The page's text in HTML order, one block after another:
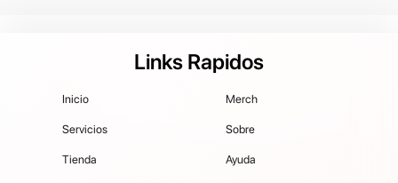
Links Rapidos
Inicio
Servicios
Tienda
Merch
Sobre
Ayuda